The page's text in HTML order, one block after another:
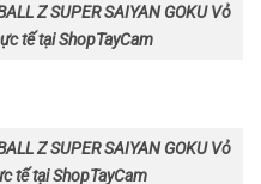
Z SUPER SAIYAN GOKU Vỏ
tế tại ShopTayCam
Z SUPER SAIYAN GOKU Vỏ
tế tại ShopTayCam